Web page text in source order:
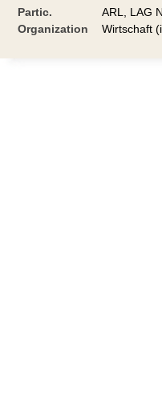
Partic.
Organization
ARL, LAG
Wirtschaft